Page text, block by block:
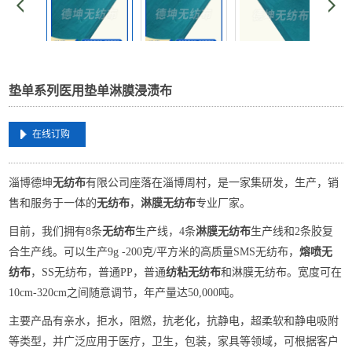
垫单系列医用垫单淋膜浸渍布
在线订购
淄博德坤无纺布有限公司座落在淄博周村，是一家集研发，生产，销
售和服务于一体的无纺布，淋膜无纺布专业厂家。
目前，我们拥有8条无纺布生产线，4条淋膜无纺布生产线和2条胶复
合生产线。可以生产9g -200克/平方米的高质量SMS无纺布，熔喷无
纺布，SS无纺布，普通PP，普通纺粘无纺布和淋膜无纺布。宽度可在
10cm-320cm之间随意调节，年产量达50,000吨。
主要产品有亲水，拒水，阻燃，抗老化，抗静电，超柔软和静电吸附
等类型，并广泛应用于医疗，卫生，包装，家具等领域，可根据客户